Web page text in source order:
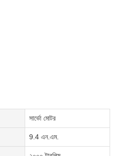
সার্ভো মোটর
9.4 এন.এম.